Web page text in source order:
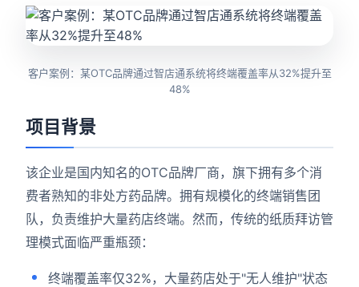
客户案例：某OTC品牌通过智店通系统将终端覆盖率从32%提升至
48%
项目背景
该企业是国内知名的OTC品牌厂商，旗下拥有多个消
费者熟知的非处方药品牌。拥有规模化的终端销售团
队，负责维护大量药店终端。然而，传统的纸质拜访管
理模式面临严重瓶颈：
终端覆盖率仅32%，大量药店处于"无人维护"状态